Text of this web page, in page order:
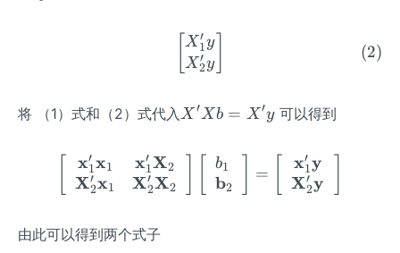
\left[ \begin{matrix}
X1
′ y
X2
′ y
(2)
将 （1）式和（2）式代入 X'X
X'y
X ′ Xb = X ′y可以得到
x1
′ x1
X2
′ x1
x1
′ X2
X2
′ X2
b1
b2
=
x1
′ y
X2
′ y
由此可以得到两个式子